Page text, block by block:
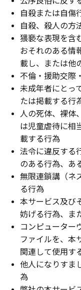
自殺または自傷
自殺、殺人の方
猥褻な表現を含
おそれのある情
載し、または他
不倫・援助交際
未成年者にとっ
たは掲載する行
人の死体、裸体
は児童虐待に相
載する行為
法令に違反する
のある行為、あ
無限連鎖講（ネ
る行為
本サービス及び
妨げる行為、ま
コンピューター
ファイルを、本
関連して使用す
他人になりすま
為